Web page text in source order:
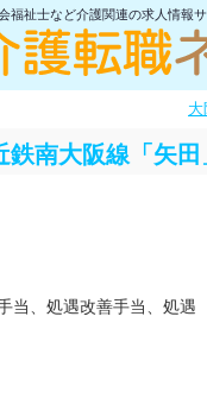
福祉士など介護関連の求人情報サ
大
鉄南大阪線「
当、処遇改善手当、処遇